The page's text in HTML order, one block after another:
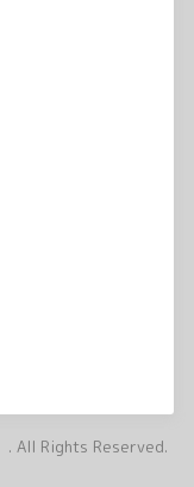
. All Rights Reserved.